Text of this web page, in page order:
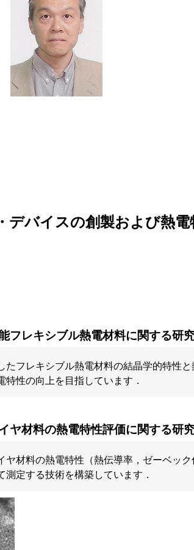
デバイスの創製および熱
フレキシブル熱電材料に関する研
フレキシブル熱電材料の結晶学的特性
性の向上を目指しています．
ヤ材料の熱電特性評価に関する研
材料の熱電特性（熱伝導率，ゼーベッ
定する技術を構築しています．